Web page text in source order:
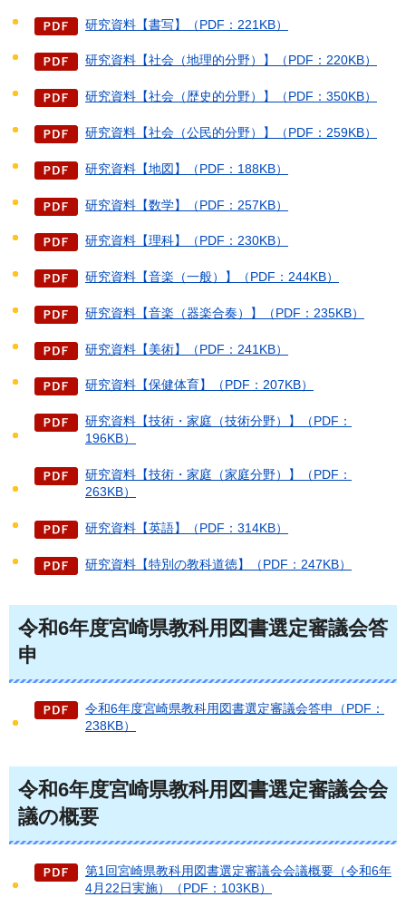
研究資料【書写】（PDF：221KB）
研究資料【社会（地理的分野）】（PDF：220KB）
研究資料【社会（歴史的分野）】（PDF：350KB）
研究資料【社会（公民的分野）】（PDF：259KB）
研究資料【地図】（PDF：188KB）
研究資料【数学】（PDF：257KB）
研究資料【理科】（PDF：230KB）
研究資料【音楽（一般）】（PDF：244KB）
研究資料【音楽（器楽合奏）】（PDF：235KB）
研究資料【美術】（PDF：241KB）
研究資料【保健体育】（PDF：207KB）
研究資料【技術・家庭（技術分野）】（PDF：
196KB）
研究資料【技術・家庭（家庭分野）】（PDF：
263KB）
研究資料【英語】（PDF：314KB）
研究資料【特別の教科道徳】（PDF：247KB）
令和6年度宮崎県教科用図書選定審議会答
申
令和6年度宮崎県教科用図書選定審議会答申（PDF：
238KB）
令和6年度宮崎県教科用図書選定審議会会
議の概要
第1回宮崎県教科用図書選定審議会会議概要（令和6年
4月22日実施）（PDF：103KB）